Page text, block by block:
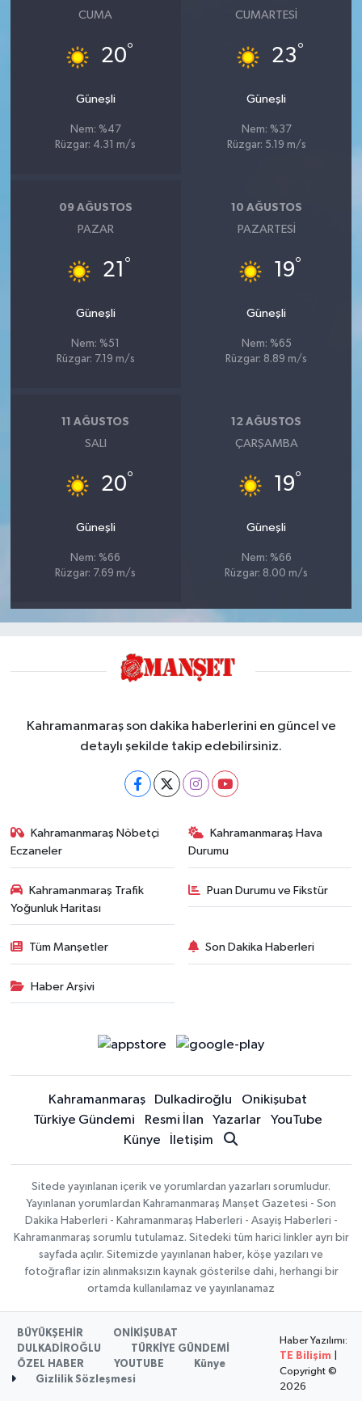
CUMA
20°
Güneşli
Nem: %47
Rüzgar: 4.31 m/s
CUMARTESI
23°
Güneşli
Nem: %37
Rüzgar: 5.19 m/s
09 AĞUSTOS
PAZAR
21 °
Güneşli
Nem: %51
Rüzgar: 7.19 m/s
10 AĞUSTOS
PAZARTESI
19°
Güneşli
Nem: %65
Rüzgar: 8.89 m/s
11 AĞUSTOS
SALI
20°
Güneşli
Nem: %66
Rüzgar: 7.69 m/s
12 AĞUSTOS
ÇARŞAMBA
19°
Güneşli
Nem: %66
Rüzgar: 8.00 m/s
Kahramanmaraş son dakika haberlerini en güncel ve
detaylı şekilde takip edebilirsiniz.
Kahramanmaraş Nöbetçi
Eczaneler
Kahramanmaraş Hava
Durumu
Kahramanmaraş Trafik
Yoğunluk Haritası
Puan Durumu ve Fikstür
Tüm Manşetler Son Dakika Haberleri
Haber Arşivi
Kahramanmaraş Dulkadiroğlu
Onikişubat
Türkiye Gündemi
Resmi İlan Yazarlar
YouTube
Künye
İletişim
Sitede yayınlanan içerik ve yorumlardan yazarları sorumludur.
Yayınlanan yorumlardan Kahramanmaraş Manşet Gazetesi - Son
Dakika Haberleri - Kahramanmaraş Haberleri - Asayiş Haberleri -
Kahramanmaraş sorumlu tutulamaz. Sitedeki tüm harici linkler ayrı bir
sayfada açılır. Sitemizde yayınlanan haber, köşe yazıları ve
fotoğraflar izin alınmaksızın kaynak gösterilse dahi, herhangi bir
ortamda kullanılamaz ve yayınlanamaz
BÜYÜKŞEHİR
ONİKİŞUBAT
DULKADİROĞLU
TÜRKİYE GÜNDEMİ
ÖZEL HABER
YOUTUBE
Künye
Gizlilik Sözleşmesi
Haber Yazılımı:
TE Bilişim
Copyright ©
2026